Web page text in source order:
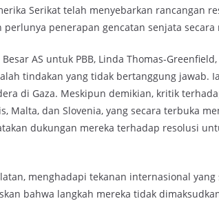
Serikat telah menyebarkan rancangan
penerapan gencatan senjata secara
AS untuk PBB, Linda Thomas-
tindakan yang tidak bertanggung jawab.
di Gaza. Meskipun demikian, kritik
Malta, dan Slovenia, yang secara terbuka
dukungan mereka terhadap resolusi
menghadapi tekanan internasional
bahwa langkah mereka tidak